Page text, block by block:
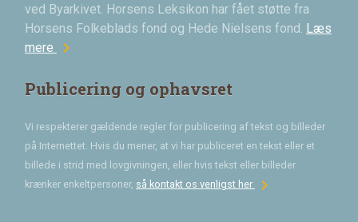
ved Byarkivet. Horsens Leksikon har fået støtte fra
Horsens Folkeblads fond og Hede Nielsens fond. Læs
mere chevron_right
Publicering og ophavsret
Vi respekterer gældende regler for publicering af tekst og billeder
på Internettet. Hvis du mener, at vi har publiceret en tekst eller et
billede i strid med lovgivningen, eller hvis tekst eller billeder
krænker enkeltpersoner, så kontakt os venligst herchevron_right